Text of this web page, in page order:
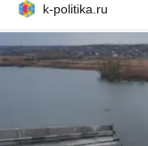
k-politika.ru